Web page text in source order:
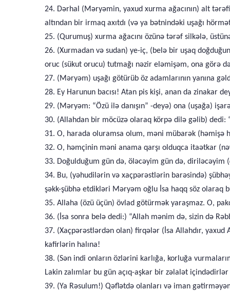
24. Dərhal (Məryəmin, yaxud xurma ağacının) alt
altından bir irmaq axıtdı (və ya bətnindəki uşağı
25. (Qurumuş) xurma ağacını özünə tərəf silkələ,
26. (Xurmadan və sudan) ye-iç, (belə bir uşaq
oruc (sükut orucu) tutmağı nəzir eləmişəm, ona görə
27. (Məryəm) uşağı götürüb öz adamlarının yanına
28. Ey Harunun bacısı! Atan pis kişi, anan da zinakar
29. (Məryəm: “Özü ilə danışın” -deyə) ona (uşağa)
30. (Allahdan bir möcüzə olaraq körpə dilə gəlib)
31. O, harada oluramsa olum, məni mübarək (həmişə
32. O, həmçinin məni anama qarşı olduqca itaətkar
33. Doğulduğum gün də, öləcəyim gün də, diriləcəyim
34. Bu, (yəhudilərin və xaçpərəstlərin barəsində)
şəkk-şübhə etdikləri Məryəm oğlu İsa haqq söz olaraq
35. Allaha (özü üçün) övlad götürmək yaraşmaz. O,
36. (İsa sonra belə dedi:) “Allah mənim də, sizin də
37. (Xaçpərəstlərdən olan) firqələr (İsa Allahdır, yaxud
kafirlərin halına!
38. (Sən indi onların özlərini karlığa, korluğa
Lakin zalımlar bu gün açıq-aşkar bir zəlalət
39. (Ya Rəsulum!) Qəflətdə olanları və iman